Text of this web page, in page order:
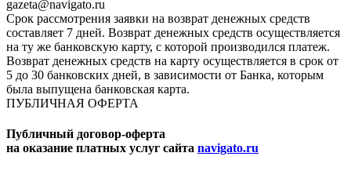
gazeta@navigato.ru
Срок рассмотрения заявки на возврат денежных средств
составляет 7 дней. Возврат денежных средств осуществляется
на ту же банковскую карту, с которой производился платеж.
Возврат денежных средств на карту осуществляется в срок от
5 до 30 банковских дней, в зависимости от Банка, которым
была выпущена банковская карта.
ПУБЛИЧНАЯ ОФЕРТА
Публичный договор-оферта
на оказание платных услуг сайта navigato.ru